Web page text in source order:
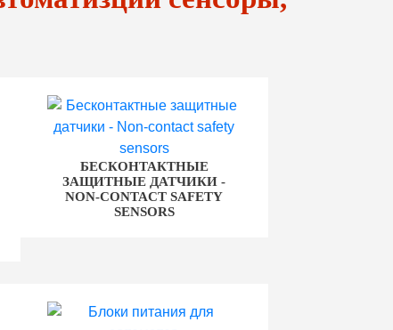
БЕСКОНТАКТНЫЕ
ЗАЩИТНЫЕ ДАТЧИКИ -
NON-CONTACT SAFETY
SENSORS